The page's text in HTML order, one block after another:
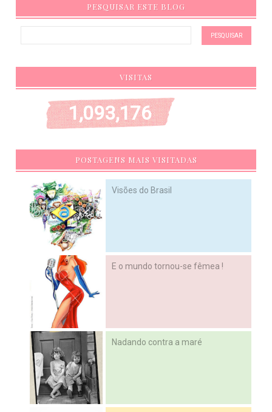
PESQUISAR ESTE BLOG
VISITAS
1,093,176
POSTAGENS MAIS VISITADAS
Visões do Brasil
E o mundo tornou-se fêmea !
Nadando contra a maré